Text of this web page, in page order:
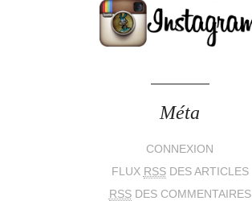
Méta
CONNEXION
FLUX RSSDES ARTICLES
RSSDES COMMENTAIRES